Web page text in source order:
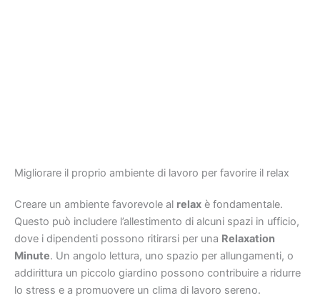
Migliorare il proprio ambiente di lavoro per favorire il relax
Creare un ambiente favorevole al relax è fondamentale.
Questo può includere l’allestimento di alcuni spazi in ufficio,
dove i dipendenti possono ritirarsi per una Relaxation
Minute. Un angolo lettura, uno spazio per allungamenti, o
addirittura un piccolo giardino possono contribuire a ridurre
lo stress e a promuovere un clima di lavoro sereno.